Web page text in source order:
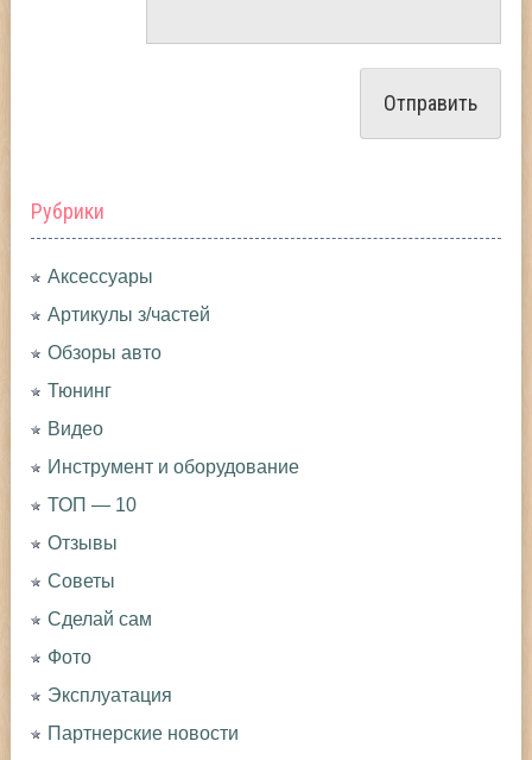
Рубрики
Аксессуары
Артикулы з/частей
Обзоры авто
Тюнинг
Видео
Инструмент и оборудование
ТОП — 10
Отзывы
Советы
Сделай сам
Фото
Эксплуатация
Партнерские новости